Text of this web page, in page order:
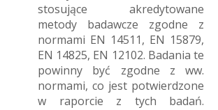
stosujące akredytowane
metody badawcze zgodne z
normami EN 14511, EN 15879,
EN 14825, EN 12102. Badania te
powinny być zgodne z ww.
normami, co jest potwierdzone
w raporcie z tych badań.